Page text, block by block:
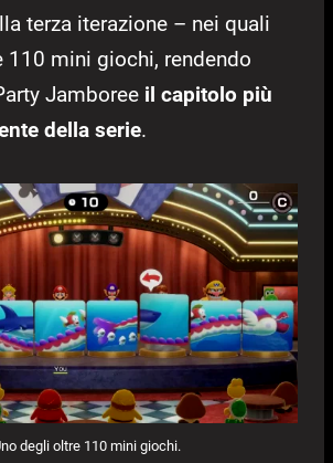
terza iterazione – nei quali
110 mini giochi, rendendo
Jamboree il capitolo più
della serie.
degli oltre 110 mini giochi.